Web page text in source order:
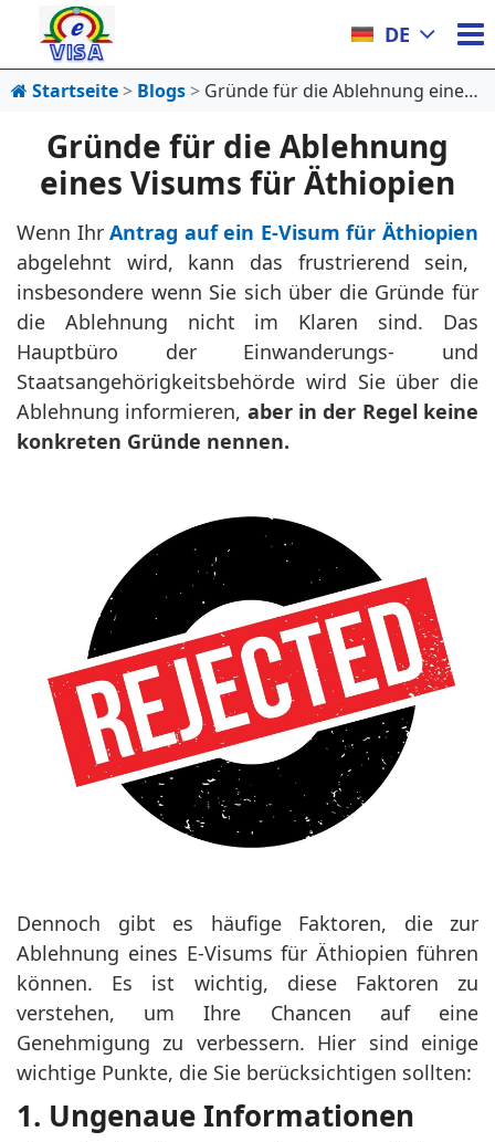
DE
Startseite Blogs Gründe für die Ablehnung eines Visums für Äthiopien
Gründe für die Ablehnung
eines Visums für Äthiopien
Wenn IhrAntrag auf ein E-Visum für Äthiopien
abgelehnt wird, kann das frustrierend sein,
insbesondere wenn Sie sich über die Gründe für
die Ablehnung nicht im Klaren sind. Das
Hauptbüro der Einwanderungs- und
Staatsangehörigkeitsbehörde wird Sie über die
Ablehnung informieren, aber in der Regel keine
konkreten Gründe nennen.
Dennoch gibt es häufige Faktoren, die zur
Ablehnung eines E-Visums für Äthiopien führen
können. Es ist wichtig, diese Faktoren zu
verstehen, um Ihre Chancen auf eine
Genehmigung zu verbessern. Hier sind einige
wichtige Punkte, die Sie berücksichtigen sollten:
1. Ungenaue Informationen